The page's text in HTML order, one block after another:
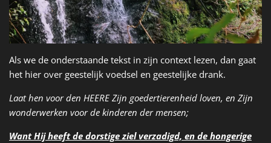
Als we de onderstaande tekst in zijn context lezen, dan gaat
het hier over geestelijk voedsel en geestelijke drank.
Laat hen voor den HEERE Zijn goedertierenheid loven, en Zijn
wonderwerken voor de kinderen der mensen;
Want Hij heeft de dorstige zielverzadigd, en de hongerige